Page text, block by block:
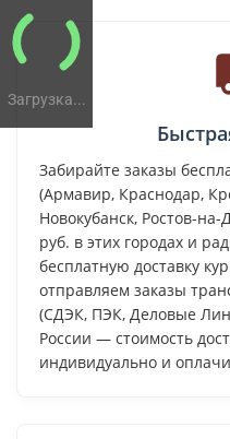
Загрузка...
Забирайте заказы
(Армавир, Краснодар,
Новокубанск, Ростов-
руб. в этих городах и
бесплатную доставку
отправляем заказы
(СДЭК, ПЭК, Деловые
России — стоимость
индивидуально и